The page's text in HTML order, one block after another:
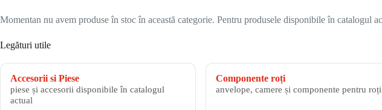
Momentan nu avem produse în stoc în această categorie. Pentru produsele disponibile în catalogul
Legături utile
Accesorii si Piese
piese și accesorii disponibile în catalogul
actual
Componente roți
anvelope, camere și componente pentru roți